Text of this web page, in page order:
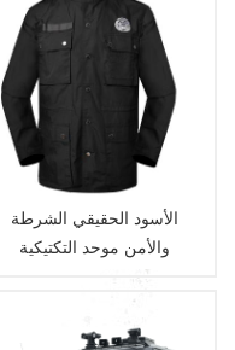
الأسود الحقيقي الشرطة
والأمن موحد التكتيكية